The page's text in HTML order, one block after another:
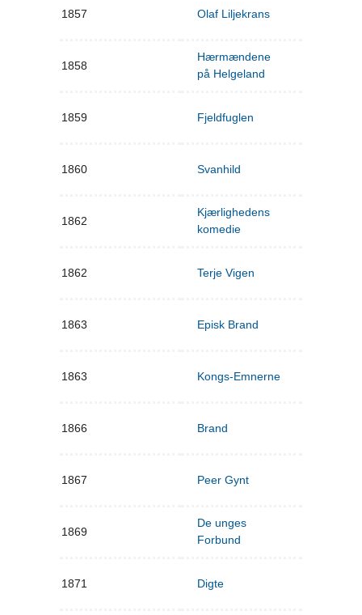
1857 Olaf Liljekrans
1858
Hærmændene
på Helgeland
1859 Fjeldfuglen
1860 Svanhild
1862
Kjærlighedens
komedie
1862 Terje Vigen
1863 Episk Brand
1863 Kongs-Emnerne
1866 Brand
1867 Peer Gynt
1869
De unges
Forbund
1871 Digte